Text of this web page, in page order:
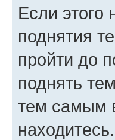
Если этого
поднятия
пройти до
поднять
тем самым
находитесь.